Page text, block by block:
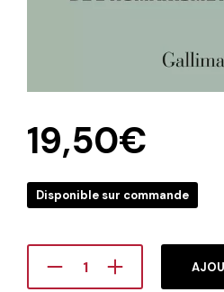
19,50€
Disponible sur commande